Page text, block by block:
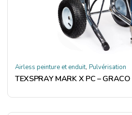
Airless peinture et enduit, Pulvérisation
TEXSPRAY MARK X PC – GRACO